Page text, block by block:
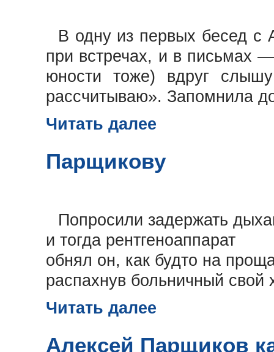
В одну из первых бесед с
при встречах, и в письмах
юности тоже) вдруг
рассчитываю». Запомнила
Читать далее
Парщикову
Попросили задержать
и тогда рентгеноаппарат
обнял он, как будто на
распахнув больничный свой
Читать далее
Алексей Парщиков